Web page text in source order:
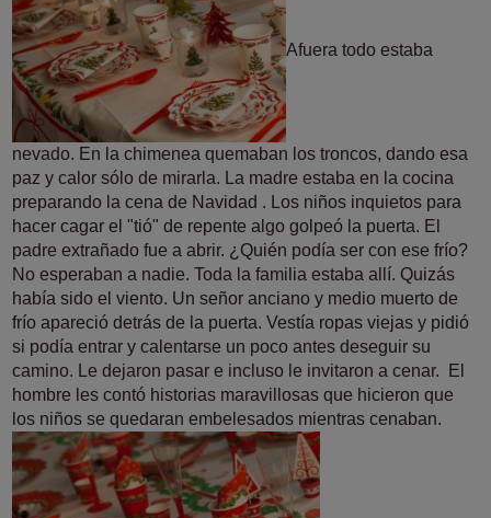
Afuera todo estaba
nevado. En la chimenea quemaban los troncos, dando esa
paz y calor sólo de mirarla. La madre estaba en la cocina
preparando la cena de Navidad . Los niños inquietos para
hacer cagar el "tió" de repente algo golpeó la puerta. El
padre extrañado fue a abrir. ¿Quién podía ser con ese frío?
No esperaban a nadie. Toda la familia estaba allí. Quizás
había sido el viento. Un señor anciano y medio muerto de
frío apareciódetrás de la puerta. Vestía ropas viejas y pidió
si podía entrar y calentarse un poco antes deseguir su
camino. Le dejaron pasar e incluso le invitaron a cenar. El
hombre les contó historias maravillosas que hicieron que
los niños se quedaran embelesados mientras cenaban.